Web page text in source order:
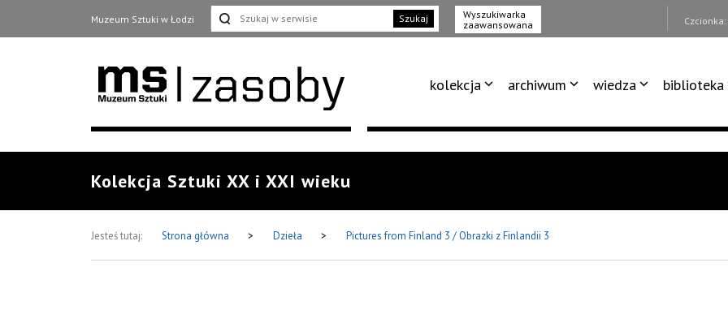
Muzeum Sztuki w Łodzi Szukaj
Wyszukiwarka
zaawansowana
Czcionka:
kolekcja archiwum wiedza biblioteka
Kolekcja Sztuki XX i XXI wieku
Jesteś tutaj: Strona główna > Dzieła > Pictures from Finland 3 / Obrazki z Finlandii 3